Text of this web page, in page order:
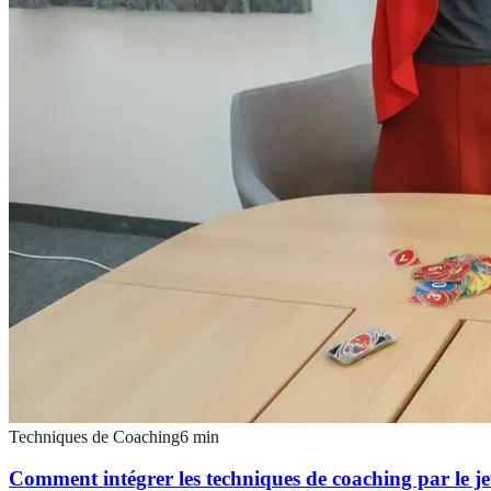
Techniques de Coaching6 min
Comment intégrer les techniques de coaching par le